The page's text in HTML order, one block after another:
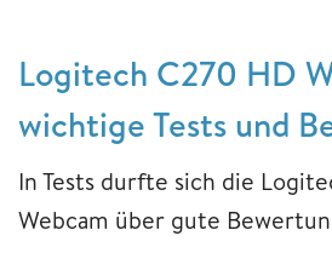
Logitech C270 HD
wichtige Tests und
In Tests durfte sich die
Webcam über gute